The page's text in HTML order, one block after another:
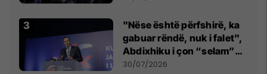
"Nëse është përfshirë, ka
gabuar rëndë, nuk i falet",
Abdixhiku i çon “selam”
Përparim Ramës
30/07/2026